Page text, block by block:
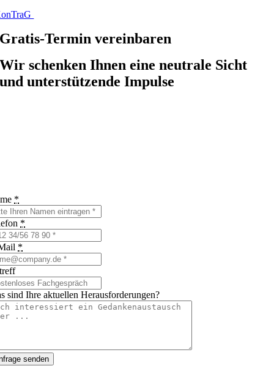
Gratis-Termin vereinbaren
Wir schenken Ihnen eine neutrale Sicht
und unterstützende Impulse
*
*
*
sind Ihre aktuellen Herausforderungen?
senden